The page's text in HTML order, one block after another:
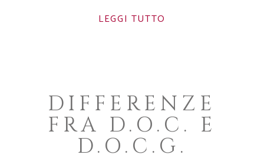
LEGGI TUTTO
DIFFERENZE
FRA D.O.C. E
D.O.C.G.